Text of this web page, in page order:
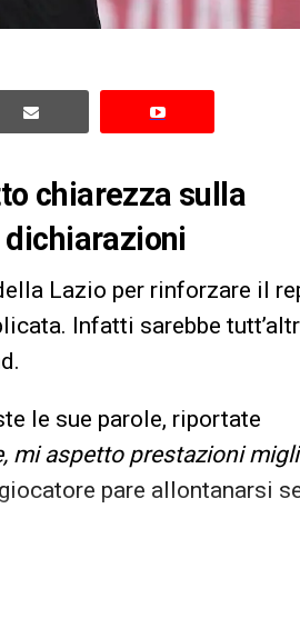
chiarezza sulla
Lazio per rinforzare il
Infatti sarebbe
le sue parole, riportate
mi aspetto prestazioni
pare allontanarsi